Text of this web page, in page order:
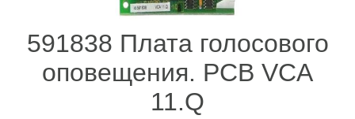
591838 Плата голосового
оповещения. PCB VCA
11.Q